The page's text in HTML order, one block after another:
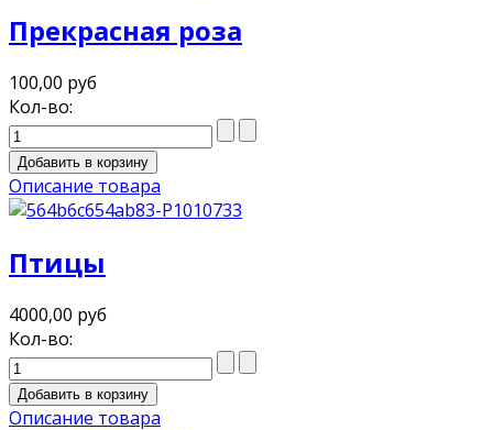
Прекрасная роза
100,00 руб
Кол-во:
Описание товара
Птицы
4000,00 руб
Кол-во:
Описание товара